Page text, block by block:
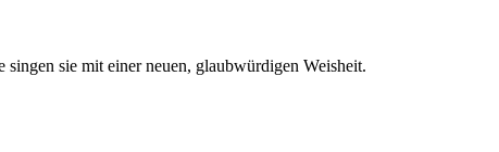
sie mit einer neuen, glaubwürdigen Weisheit.